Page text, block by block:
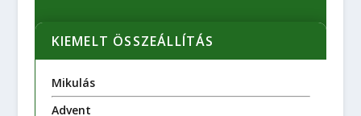
KIEMELT ÖSSZEÁLLÍTÁS
Mikulás
Advent